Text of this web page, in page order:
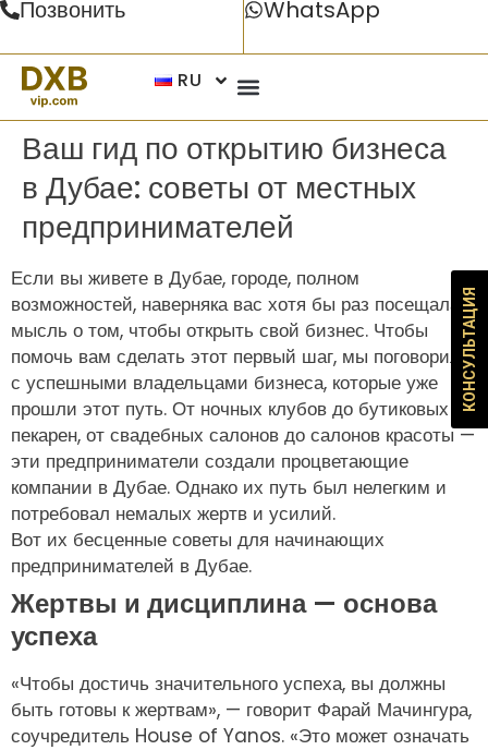
Позвонить WhatsApp
RU
Ваш гид по открытию бизнеса
в Дубае: советы от местных
предпринимателей
Если вы живете в Дубае, городе, полном
возможностей, наверняка вас хотя бы раз посещала
мысль о том, чтобы открыть свой бизнес. Чтобы
помочь вам сделать этот первый шаг, мы поговорили
с успешными владельцами бизнеса, которые уже
прошли этот путь. От ночных клубов до бутиковых
пекарен, от свадебных салонов до салонов красоты —
эти предприниматели создали процветающие
компании в Дубае. Однако их путь был нелегким и
потребовал немалых жертв и усилий.
Вот их бесценные советы для начинающих
предпринимателей в Дубае.
Жертвы и дисциплина — основа
успеха
«Чтобы достичь значительного успеха, вы должны
быть готовы к жертвам», — говорит Фарай Мачингура,
соучредитель House of Yanos. «Это может означать
КОНСУЛЬТАЦИЯ